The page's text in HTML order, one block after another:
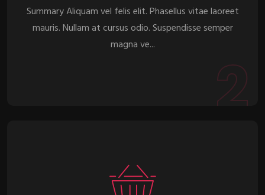
Summary Aliquam vel felis elit. Phasellus vitae laoreet
mauris. Nullam at cursus odio. Suspendisse semper
magna ve...
2